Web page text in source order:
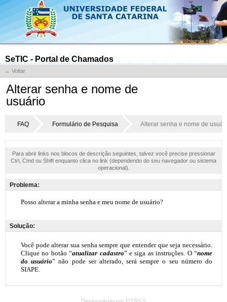
Catálogo de serviços
SeTIC - Portal de Chamados
← Voltar
Alterar senha e nome de
usuário
FAQ Formulário de Pesquisa Alterar senha e nome de
Para abrir links nos blocos de descrição seguintes, talvez você precise pressionar
Ctrl, Cmd ou Shift enquanto clica no link (dependendo do seu navegador ou sistema
operacional).
Problema:
Solução: